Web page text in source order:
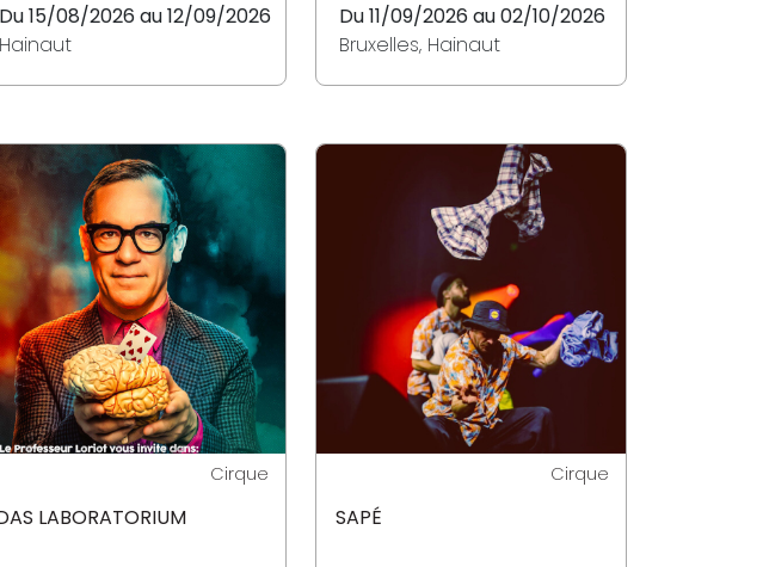
Du 15/08/2026 au 12/09/2026
Hainaut
Du 11/09/2026 au 02/10/2026
Bruxelles, Hainaut
Cirque
LABORATORIUM
Cirque
SAPÉ